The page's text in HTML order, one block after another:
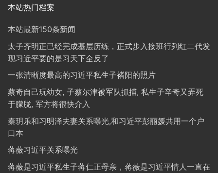
本站热门档案
本站最新150条新闻
太子齐明正已经完成基层历练，正式步入接班行列红二代发
现习近平要的是习天下全反了
一张清晰度最高的习近平私生子褚阳的照片
蔡奇自己玩幼女, 子蔡尔津被军队抓捕, 私生子辛奇又弄死
于朦胧, 军方将很快介入
秦玥乐和习明泽夫妻关系曝光,和习近平彭丽媛共用一个户
口本
蒋薇习近平关系曝光
蒋薇是习近平私生子蒋仁正母亲，蒋薇是习近平情人一直在